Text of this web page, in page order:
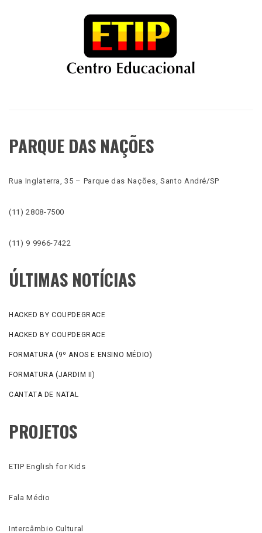
PARQUE DAS NAÇÕES
Rua Inglaterra, 35 – Parque das Nações, Santo André/SP
(11) 2808-7500
(11) 9 9966-7422
ÚLTIMAS NOTÍCIAS
HACKED BY COUPDEGRACE
HACKED BY COUPDEGRACE
FORMATURA (9º ANOS E ENSINO MÉDIO)
FORMATURA (JARDIM II)
CANTATA DE NATAL
PROJETOS
ETIP English for Kids
Fala Médio
Intercâmbio Cultural